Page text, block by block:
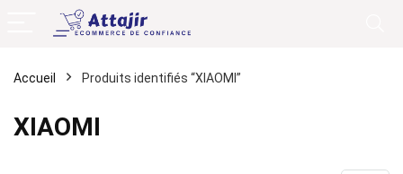
Accueil Produits identifiés “XIAOMI”
XIAOMI